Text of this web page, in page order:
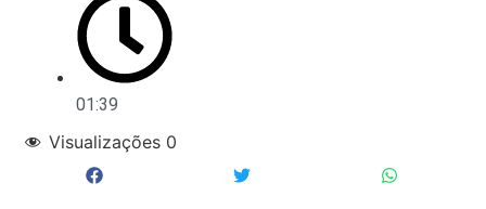
01:39
Visualizações 0